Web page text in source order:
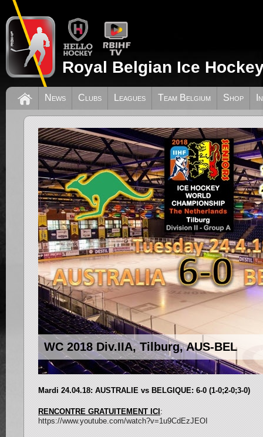
Royal Belgian Ice
News Clubs Leagues Team Belgium Shop
WC 2018 Div.IIA, Tilburg, AUS-BEL
Mardi 24.04.18: AUSTRALIE vs BELGIQUE: 6-0 (1-0;2-0;3-0)
RENCONTRE GRATUITEMENT ICI :
https://www.youtube.com/watch?v=1u9CdEzJEOI